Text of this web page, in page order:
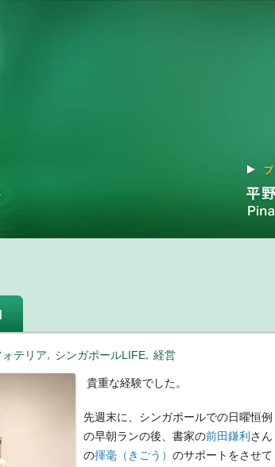
テリア シンガポールLIFE 経営
貴重な経験でした。
先週末に、シンガポールでの日曜恒例
の早朝ランの後、書家の前田鎌利 さん
の揮毫（きごう） のサポートをさせて